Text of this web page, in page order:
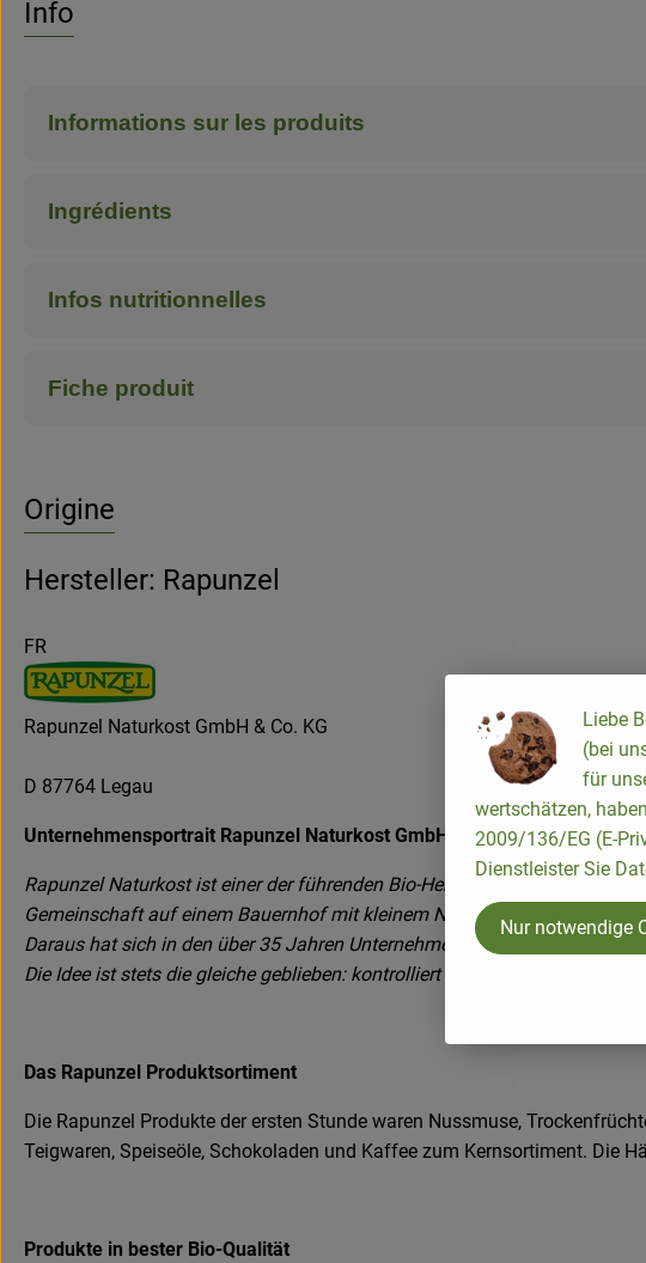
Info
Informations sur les produits
Ingrédients
Infos nutritionnelles
Fiche produit
Origine
Hersteller: Rapunzel
FR
Rapunzel Naturkost GmbH & Co. KG
D 87764 Legau
Unternehmensportrait Rapunzel Naturkost GmbH
Rapunzel Naturkost ist einer der führenden Bio-Hersteller in Europa.
Gemeinschaft auf einem Bauernhof mit kleinem Naturkostladen im
Daraus hat sich in den über 35 Jahren Unternehmensgeschichte ein
Die Idee ist stets die gleiche geblieben: kontrolliert biologische,
Das Rapunzel Produktsortiment
Die Rapunzel Produkte der ersten Stunde waren Nussmuse,
Teigwaren, Speiseöle, Schokoladen und Kaffee zum Kernsortiment. Die
Produkte in bester Bio-Qualität
Liebe
(bei
für
wertschätzen,
2009/136/EG (E-
Dienstleister Sie
Nur notwendige